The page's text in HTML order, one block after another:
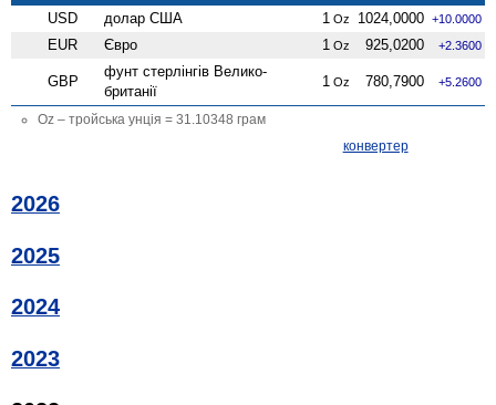
USD долар США 1 Oz 1024,0000 +10.0000
EUR Євро 1 Oz 925,0200 +2.3600
GBP
фунт стерлінгів Велико­
британії
1 Oz 780,7900 +5.2600
Oz – тройська унція = 31.10348 грам
конвертер
2026
2025
2024
2023